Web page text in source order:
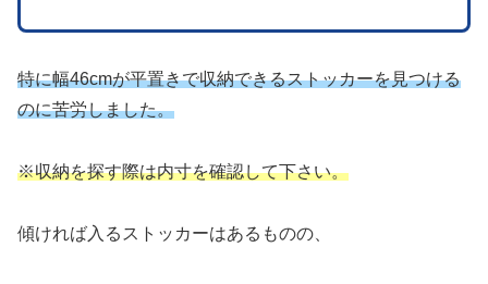
特に幅46cmが平置きで収納できるストッカーを見つける
のに苦労しました。
※収納を探す際は内寸を確認して下さい。
傾ければ入るストッカーはあるものの、